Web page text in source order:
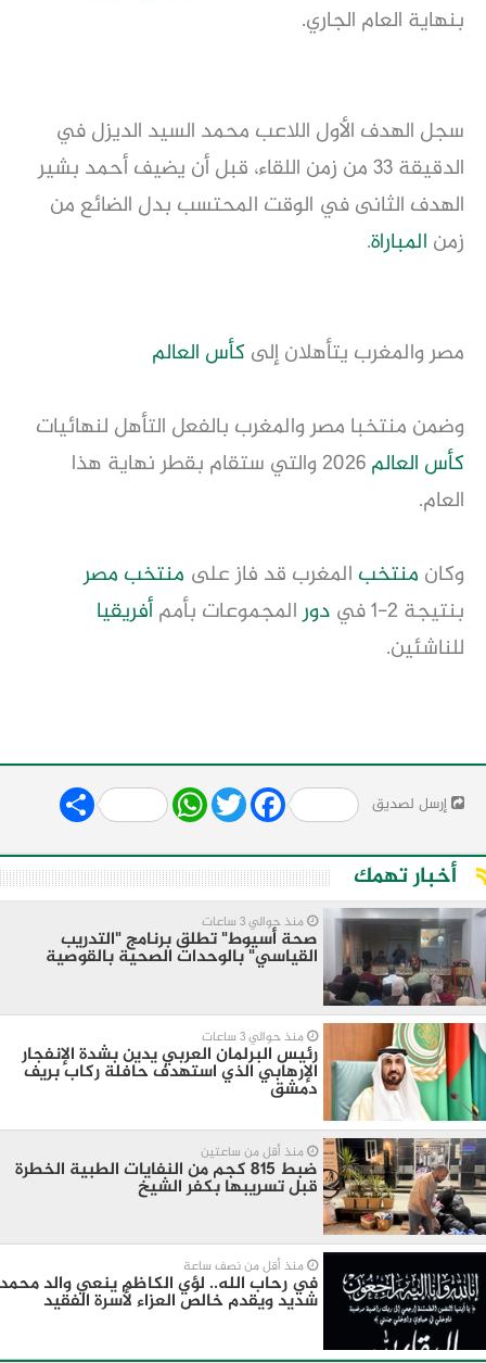
بنهاية العام الجاري.
سجل الهدف الأول اللاعب محمد السيد الديزل في
الدقيقة 33 من زمن اللقاء، قبل أن يضيف أحمد بشير
الهدف الثانى في الوقت المحتسب بدل الضائع من
زمن المباراة.
مصر والمغرب يتأهلان إلىكأس العالم
وضمن منتخبا مصر والمغرب بالفعل التأهل لنهائيات
كأس العالم
2026 والتي ستقام بقطر نهاية هذا
العام.
وكان منتخب المغرب قد فاز على منتخب مصر
بنتيجة 2-1 في
دورالمجموعات بأممأفريقيا
للناشئين.
إرسل لصديق Share WhatsApp
Twitter Facebook
أخبار تهمك
منذ حوالي 3 ساعات
صحة أسيوط" تطلق برنامج "التدريب
القياسي" بالوحدات الصحية بالقوصية
منذ حوالي 3 ساعات
رئيس البرلمان العربي يدين بشدة الإنفجار
الإرهابي الذي استهدف حافلة ركاب بريف
دمشق
منذ أقل من ساعتين
ضبط 815 كجم من النفايات الطبية الخطرة
قبل تسريبها بكفر الشيخ
منذ أقل من نصف ساعة
في رحاب الله.. لؤي الكاظم ينعي والد محمد
شديد ويقدم خالص العزاء لأسرة الفقيد